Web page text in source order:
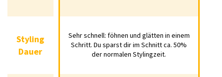
Dauer
Schritt. Du sparst dir im Schnitt ca. 50% der
normalen Stylingzeit.
Sehr schnell: föhnen und glätten in einem
Schritt. Du sparst dir im Schnitt ca. 50%
der normalen Stylingzeit.
Styling
Dauer